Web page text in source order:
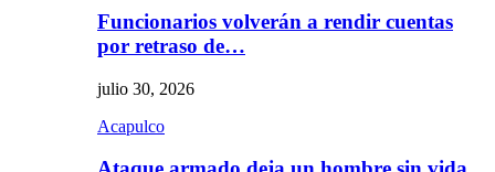
Funcionarios volverán a rendir cuentas
por retraso de…
julio 30, 2026
Acapulco